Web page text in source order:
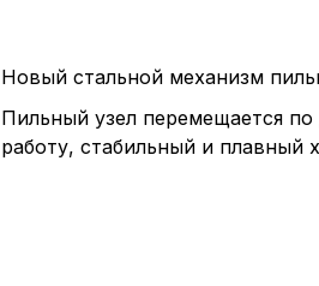
Новый стальной механизм
Пильный узел перемещается
работу, стабильный и плавный